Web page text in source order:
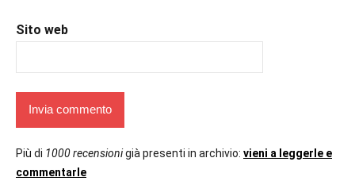
Sito web
Più di 1000 recensionigià presenti in archivio: vieni a leggerle e
commentarle